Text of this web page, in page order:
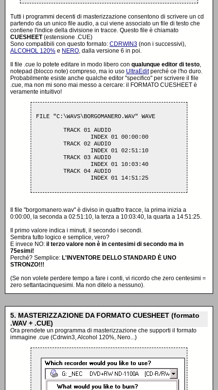
Tutti i programmi decenti di masterizzazione consentono di scrivere un cd
partendo da un unico file audio, a cui viene associato un file di testo che
contiene l'indice della divisione in tracce. Questo file è chiamato
CUESHEET(estensione .CUE)
Sono compatibili con questo formato: CDRWIN3 (non i successivi),
ALCOHOL 120% e NERO, dalla versione 6 in poi.
Il file .cue lo potete editare in modo libero con qualunque editor di testo,
notepad (blocco note) compreso, ma io uso UltraEditperché ce l'ho duro.
Probabilmente esiste anche qualche editor "specifico" per scrivere il file
.cue, ma non mi sono mai messo a cercare: il FORMATO CUESHEET è
veramente intuitivo!
FILE "C:\WAVS\BORGOMANERO.WAV" WAVE
Il file "borgomanero.wav" è diviso in quattro tracce, la prima inizia a
0:00:00, la seconda a 02:51:10, la terza a 10:03:40, la quarta a 14:51:25.
Il primo valore indica i minuti, il secondo i secondi.
Sembra tutto logico e semplice, vero?
E invece NO: il terzo valore non è in centesimi di secondo ma in
75esimi!
Perché? Semplice: L'INVENTORE DELLO STANDARD È UNO
STRONZO!!!
(Se non volete perdere tempo a fare i conti, vi ricordo che zero centesimi =
zero settantacinquesimi. Ma non ditelo a nessuno).
5. MASTERIZZAZIONE DA FORMATO CUESHEET (formato
.WAV + .CUE)
Ora prendete un programma di masterizzazione che supporti il formato
immagine .cue (Cdrwin3, Alcohol 120%, Nero...)